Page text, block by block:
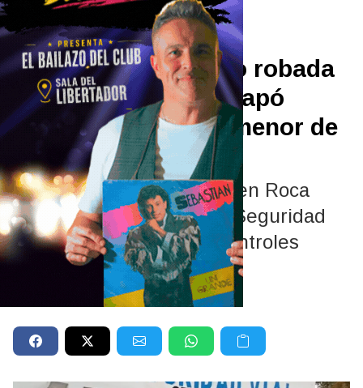
Policiales y Judiciales
11/05/2026
Abandonó una moto robada
sobre Ruta 22 y escapó
corriendo: era una menor de
edad
El procedimiento ocurrió en Roca
durante un operativo de Seguridad
Vial. Además, en otros controles
realizados sobre Ruta 22
secuestraron un auto.